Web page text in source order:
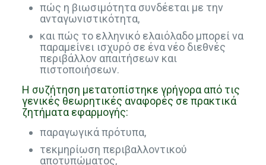
πώς η βιωσιμότητα συνδέεται με την
ανταγωνιστικότητα,
και πώς το ελληνικό ελαιόλαδο μπορεί να
παραμείνει ισχυρό σε ένα νέο διεθνές
περιβάλλον απαιτήσεων και
πιστοποιήσεων.
Η συζήτηση μετατοπίστηκε γρήγορα από τις
γενικές θεωρητικές αναφορές σε πρακτικά
ζητήματα εφαρμογής:
παραγωγικά πρότυπα,
τεκμηρίωση περιβαλλοντικού
αποτυπώματος,